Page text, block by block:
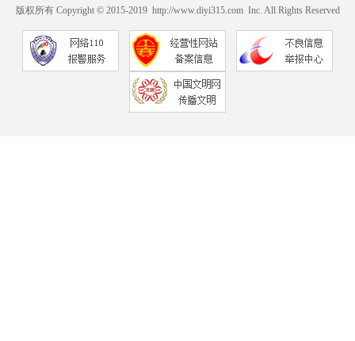
版权所有 Copyright © 2015-2019 http://www.diyi315.com Inc. All Rights Reserved